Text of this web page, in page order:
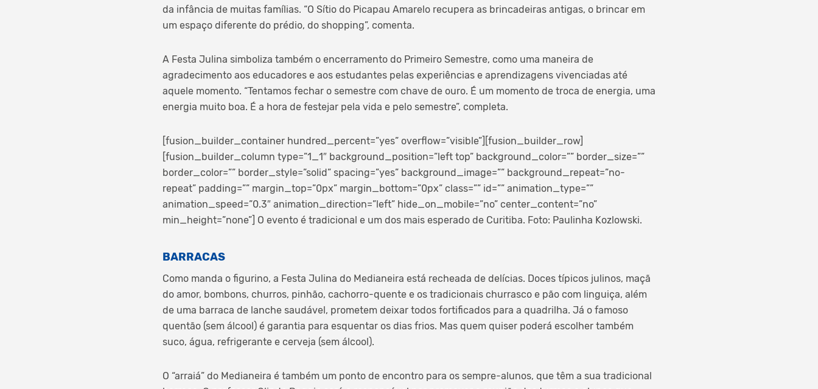
da infância de muitas famílias. “O Sítio do Picapau Amarelo recupera as brincadeiras antigas, o brincar em
um espaço diferente do prédio, do shopping”, comenta.
A Festa Julina simboliza também o encerramento do Primeiro Semestre, como uma maneira de
agradecimento aos educadores e aos estudantes pelas experiências e aprendizagens vivenciadas até
aquele momento. “Tentamos fechar o semestre com chave de ouro. É um momento de troca de energia, uma
energia muito boa. É a hora de festejar pela vida e pelo semestre”, completa.
[fusion_builder_container hundred_percent=”yes” overflow=”visible”][fusion_builder_row]
[fusion_builder_column type=”1_1″ background_position=”left top” background_color=”” border_size=””
border_color=”” border_style=”solid” spacing=”yes” background_image=”” background_repeat=”no-
repeat” padding=”” margin_top=”0px” margin_bottom=”0px” class=”” id=”” animation_type=””
animation_speed=”0.3″ animation_direction=”left” hide_on_mobile=”no” center_content=”no”
min_height=”none”] O evento é tradicional e um dos mais esperado de Curitiba. Foto: Paulinha Kozlowski.
BARRACAS
Como manda o figurino, a Festa Julina do Medianeira está recheada de delícias. Doces típicos julinos, maçã
do amor, bombons, churros, pinhão, cachorro-quente e os tradicionais churrasco e pão com linguiça, além
de uma barraca de lanche saudável, prometem deixar todos fortificados para a quadrilha. Já o famoso
quentão (sem álcool) é garantia para esquentar os dias frios. Mas quem quiser poderá escolher também
suco, água, refrigerante e cerveja (sem álcool).
O “arraiá” do Medianeira é também um ponto de encontro para os sempre-alunos, que têm a sua tradicional